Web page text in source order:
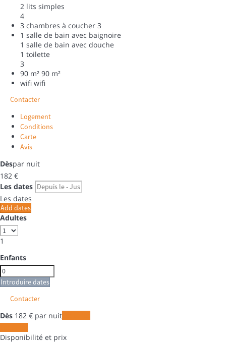
2 lits simples
4
3 chambres à coucher 3
1 salle de bain avec baignoire
1 salle de bain avec douche
1 toilette
3
90 m² 90 m²
wifi wifi
Contacter
Logement
Conditions
Carte
Avis
Dèspar nuit
182 €
Les dates
Les dates
Add dates
Adultes
1
Enfants
Introduire dates
Contacter
Dès 182 € par nuit
Disponibilité et prix